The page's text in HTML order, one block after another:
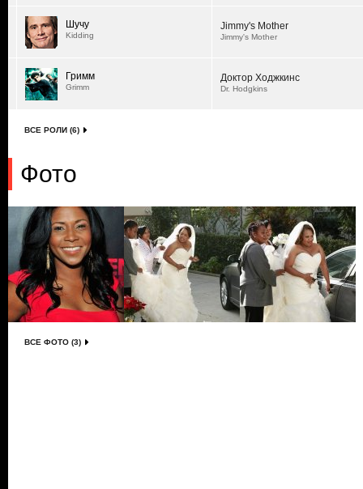
Шучу
Kidding
Jimmy's Mother
Jimmy's Mother
Гримм
Grimm
Доктор Ходжкинс
Dr. Hodgkins
ВСЕ РОЛИ (6)
Фото
ВСЕ ФОТО (3)